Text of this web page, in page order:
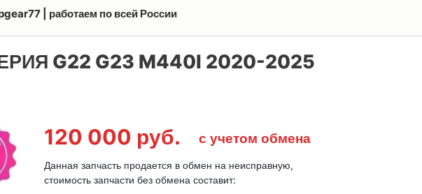
| работаем по всей России
G22 G23 M440I 2020-2025
120 000 руб. с учетом обмена
Данная запчасть продается в обмен на неисправную,
стоимость запчасти без обмена составит: